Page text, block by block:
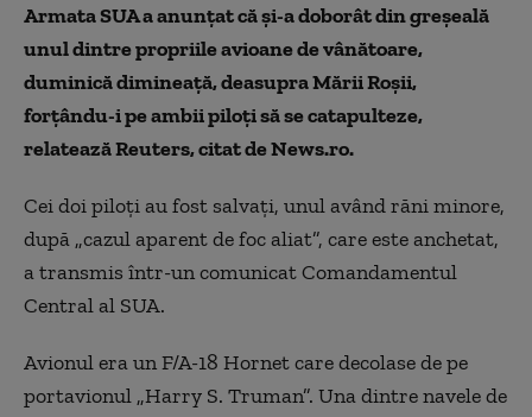
Armata SUA a anunțat că şi-a doborât din greşeală
unul dintre propriile avioane de vânătoare,
duminică dimineaţă, deasupra Mării Roşii,
forţându-i pe ambii piloţi să se catapulteze,
relatează Reuters, citat de News.ro.
Cei doi piloți au fost salvaţi, unul având răni minore,
după „cazul aparent de foc aliat”, care este anchetat,
a transmis într-un comunicat Comandamentul
Central al SUA.
Avionul era un F/A-18 Hornet care decolase de pe
portavionul „Harry S. Truman”. Una dintre navele de